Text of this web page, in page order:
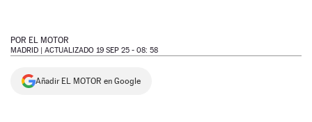
NEWSLETTER
SÍGUENOS
POR EL MOTOR
MADRID | ACTUALIZADO 19 SEP 25 - 08: 58
Añadir EL MOTOR en Google